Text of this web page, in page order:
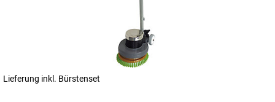
Lieferung inkl. Bürstenset